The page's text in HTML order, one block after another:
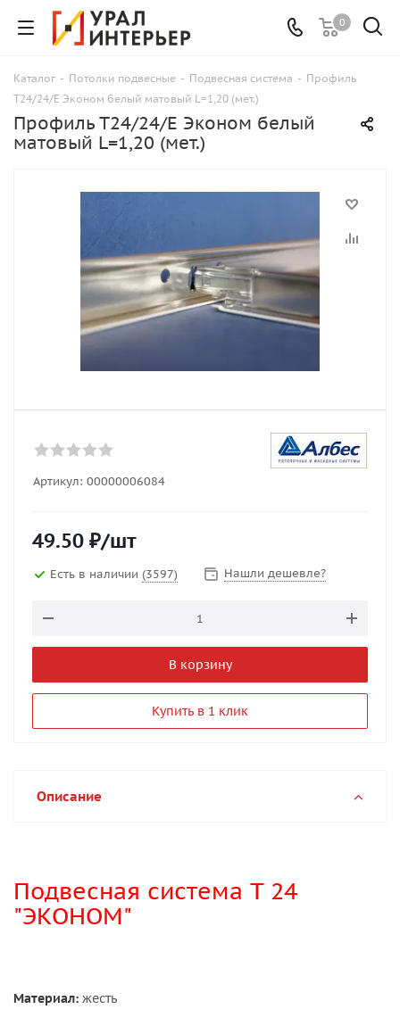
0
Каталог - Потолки подвесные - Подвесная система - Профиль
Т24/24/Е Эконом белый матовый L=1,20 (мет.)
Профиль Т24/24/Е Эконом белый
матовый L=1,20 (мет.)
Артикул: 00000006084
49.50 ₽/шт
Есть в наличии (3597) Нашли дешевле?
В корзину
Купить в 1 клик
Описание
Подвесная система T 24
"ЭКОНОМ"
Материал: жесть